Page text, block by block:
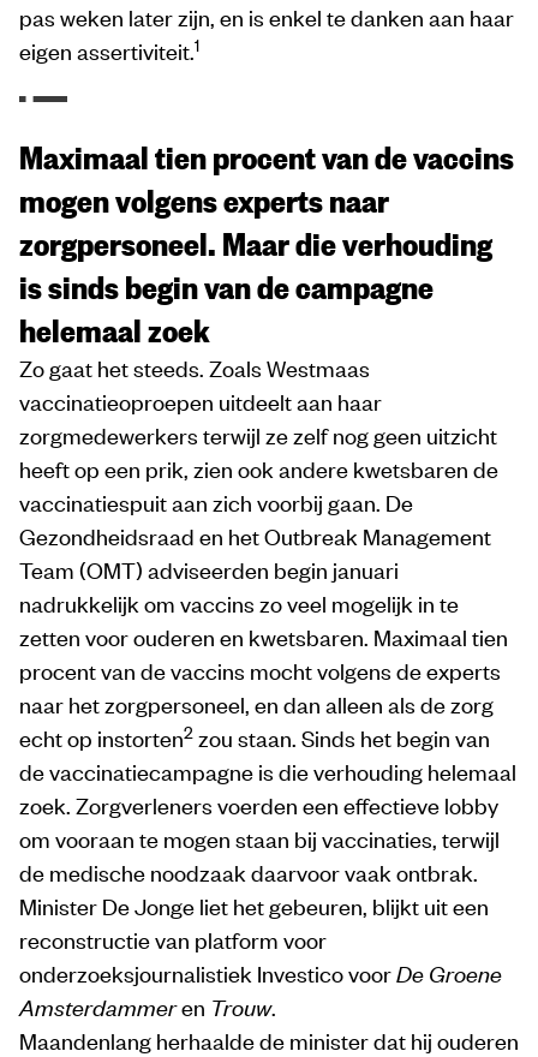
pas weken later zijn, en is enkel te danken aan haar
eigen assertiviteit.1
Maximaal tien procent van de vaccins
mogen volgens experts naar
zorgpersoneel. Maar die verhouding
is sinds begin van de campagne
helemaal zoek
Zo gaat het steeds. Zoals Westmaas
vaccinatieoproepen uitdeelt aan haar
zorgmedewerkers terwijl ze zelf nog geen uitzicht
heeft op een prik, zien ook andere kwetsbaren de
vaccinatiespuit aan zich voorbij gaan. De
Gezondheidsraad en het Outbreak Management
Team (OMT) adviseerden begin januari
nadrukkelijk om vaccins zo veel mogelijk in te
zetten voor ouderen en kwetsbaren. Maximaal tien
procent van de vaccins mocht volgens de experts
naar het zorgpersoneel, en dan alleen als de zorg
echt op instorten2 zou staan. Sinds het begin van
de vaccinatiecampagne is die verhouding helemaal
zoek. Zorgverleners voerden een effectieve lobby
om vooraan te mogen staan bij vaccinaties, terwijl
de medische noodzaak daarvoor vaak ontbrak.
Minister De Jonge liet het gebeuren, blijkt uit een
reconstructie van platform voor
onderzoeksjournalistiek Investico voorDe Groene
Amsterdammeren Trouw.
Maandenlang herhaalde de minister dat hij ouderen